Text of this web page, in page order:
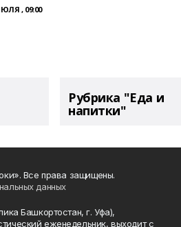
, 09:00
Рубрика "Еда и
напитки"
Все права защищены.
данных
Башкортостан, г. Уфа),
еженедельник, выходит с